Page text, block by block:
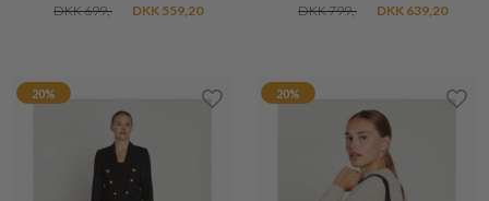
DKK 699,-
DKK 559,20
DKK 799,-
DKK 639,20
20% 20%